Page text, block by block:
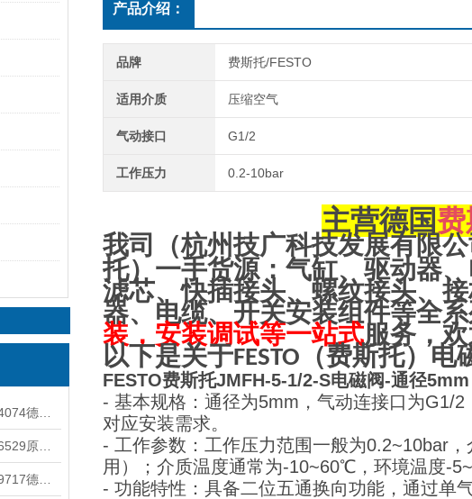
产品介绍：
品牌 费斯托/FESTO
适用介质 压缩空气
气动接口 G1/2
工作压力 0.2-10bar
主营德国费
我司（杭州技广科技发展有限
托）一手货源：气缸、驱动器
滤芯、快插接头、螺纹接头、
器、电缆、开关安装组件等全
装，安装调试等一站式服务，
以下是关于FESTO （费斯托）电
FESTO费斯托JMFH-5-1/2-S电磁阀-通径5mm
- 基本规格：通径为5mm，气动连接口为G1/
对应安装需求。
- 工作参数：工作压力范围一般为0.2~10bar
用）；介质温度通常为-10~60℃，环境温度-
- 功能特性：具备二位五通换向功能，通过单